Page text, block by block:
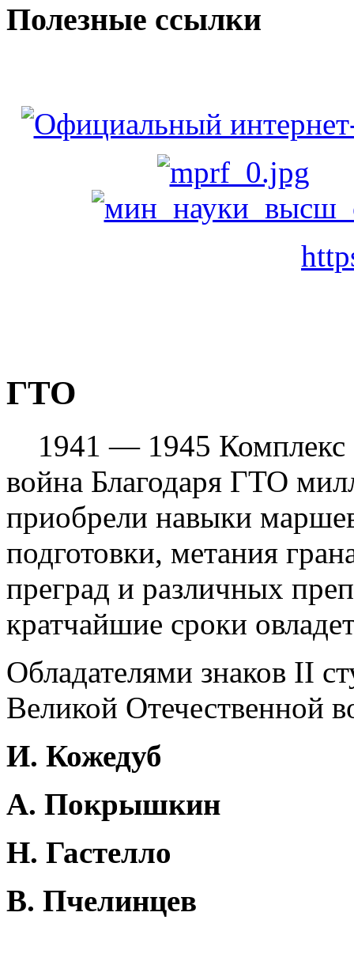
Полезные ссылки
ГТО
1941 — 1945 Комплекс
война Благодаря ГТО
приобрели навыки
подготовки, метания
преград и различных
кратчайшие сроки
Обладателями знаков II
Великой Отечественной
И. Кожедуб
А. Покрышкин
Н. Гастелло
В. Пчелинцев